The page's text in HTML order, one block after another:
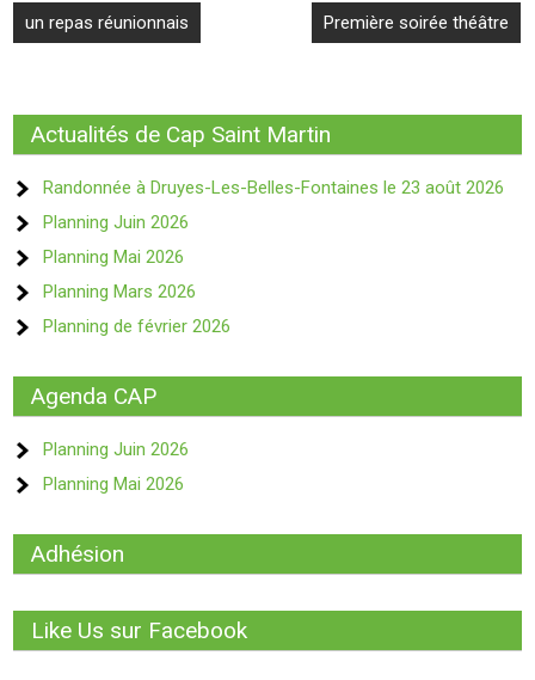
Navigation
de
un repas réunionnais Première soirée théâtre
Actualités de Cap Saint Martin
Randonnée à Druyes-Les-Belles-Fontaines le 23 août 2026
Planning Juin 2026
Planning Mai 2026
Planning Mars 2026
Planning de février 2026
Agenda CAP
Planning Juin 2026
Planning Mai 2026
Adhésion
Like Us sur Facebook